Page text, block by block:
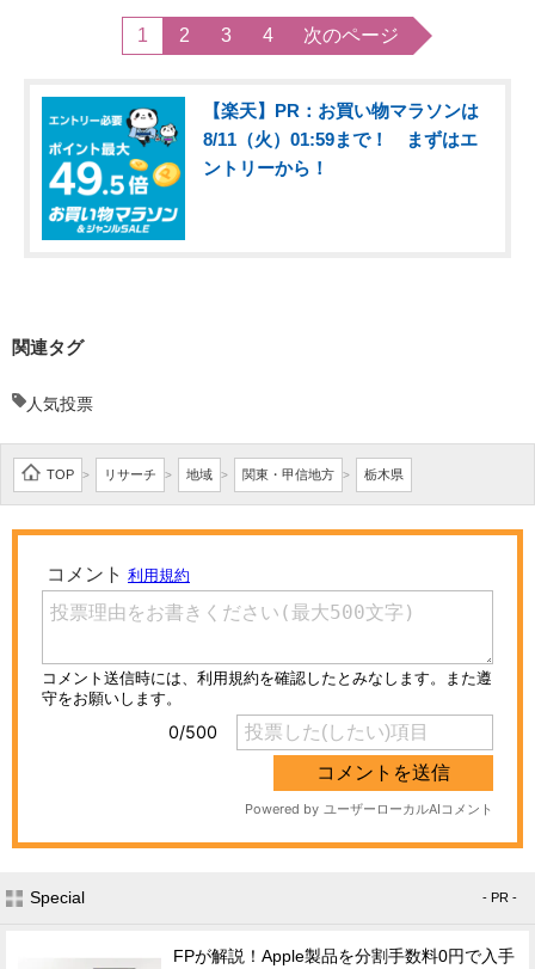
1 2 3 4 次のページ
【楽天】PR：お買い物マラソンは
8/11（火）01:59まで！ まずはエ
ントリーから！
関連タグ
人気投票
TOP > リサーチ > 地域 > 関東・甲信地方 > 栃木県
Special - PR -
FPが解説！Apple製品を分割手数料0円で入手